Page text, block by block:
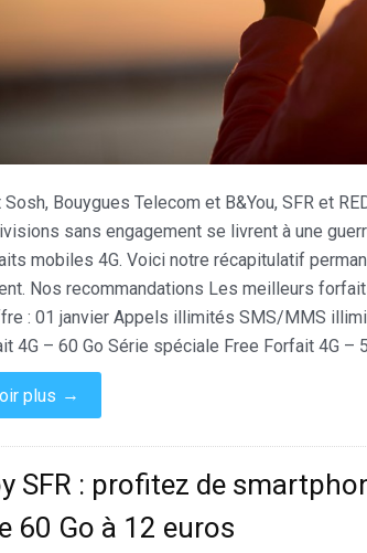
Sosh, Bouygues Telecom et B&You, SFR et
sans engagement se livrent à une
mobiles 4G. Voici notre récapitulatif
Nos recommandations Les meilleurs
: 01 janvier Appels illimités SMS/MMS
4G – 60 Go Série spéciale Free Forfait 4G –
plus →
SFR : profitez de
60 Go à 12 euros